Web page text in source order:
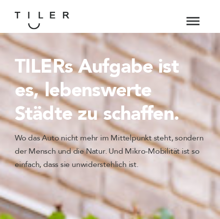
TILERs Aufgabe ist
es, lebenswerte
Städte zu schaffen.
Wo das Auto nicht mehr im Mittelpunkt steht, sondern
der Mensch und die Natur. Und Mikro-Mobilität ist so
einfach, dass sie unwiderstehlich ist.